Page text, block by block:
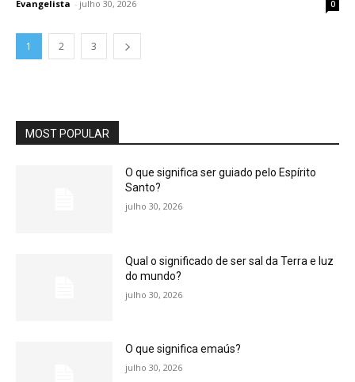
Evangelista - julho 30, 2026 0
1 2 3
MOST POPULAR
O que significa ser guiado pelo Espírito
Santo?
julho 30, 2026
Qual o significado de ser sal da Terra e luz
do mundo?
julho 30, 2026
O que significa emaús?
julho 30, 2026